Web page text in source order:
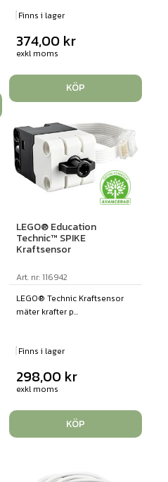
Finns i lager
374,00 kr
exkl moms
KÖP
LEGO® Education
Technic™ SPIKE
Kraftsensor
Art. nr: 116942
LEGO® Technic Kraftsensor
mäter krafter p...
Finns i lager
298,00 kr
exkl moms
KÖP